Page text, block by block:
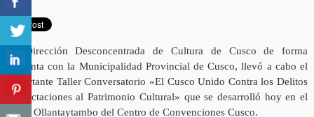
La Dirección Desconcentrada de Cultura de Cusco de forma
conjunta con la Municipalidad Provincial de Cusco, llevó a cabo el
importante Taller Conversatorio «El Cusco Unido Contra los Delitos
y Afectaciones al Patrimonio Cultural» que se desarrolló hoy en el
Salón Ollantaytambo del Centro de Convenciones Cusco.